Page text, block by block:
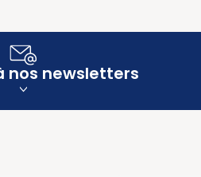
nos newsletters